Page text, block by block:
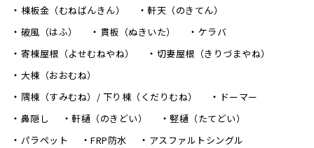
棟板金（むねばんきん）
軒天（のきてん）
破風（はふ）
貫板（ぬきいた）
ケラバ
寄棟屋根（よせむねやね）
切妻屋根（きりづまやね）
大棟（おおむね）
隅棟（すみむね）/ 下り棟（くだりむね）
ドーマー
鼻隠し
軒樋（のきどい）
竪樋（たてどい）
パラペット
FRP防水
アスファルトシングル